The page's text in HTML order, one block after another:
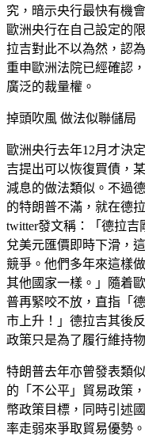
究，暗示央行最快有機
歐洲央行在自己設定的
拉吉對此不以為然，認
重申歐洲法院已經確認
廣泛的裁量權。
掉頭吹風 做法似聯儲局
歐洲央行去年12月才決
吉提出可以恢復買債，
減息的做法類似。不過
的特朗普不滿，就在德
twitter發文稱：「德拉
兌美元匯價即時下滑，
競爭。他們多年來這樣
其他國家一樣。」隨着
普再緊咬不放，直指「
市上升！」德拉吉其後
政策只是為了履行維持
特朗普去年亦曾發表類
的「不公平」貿易政策
幣政策目標，同時引述
率走弱來爭取貿易優勢